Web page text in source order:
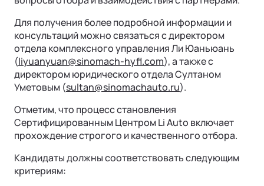
ОТ 9 650 000 ₽
Подробнее
Для получения более подробной информации и
консультаций можно связаться с директором
отдела комплексного управления Ли Юаньюань
(liyuanyuan@sinomach-hyfl.com), а также с
директором юридического отдела Султаном
Уметовым (sultan@sinomachauto.ru).
Отметим, что процесс становления
Сертифицированным Центром Li Auto включает
прохождение строгого и качественного отбора.
Кандидаты должны соответствовать следующим
критериям: